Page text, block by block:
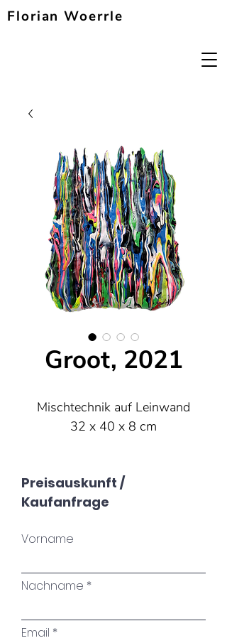
Florian Woerrle
Groot, 2021
Mischtechnik auf Leinwand
32 x 40 x 8 cm
Preisauskunft /
Kaufanfrage
Vorname
Nachname
Email